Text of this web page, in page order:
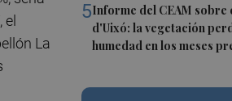
5Informe del CEAM sobre
d'Uixó: la vegetación
humedad en los meses
La